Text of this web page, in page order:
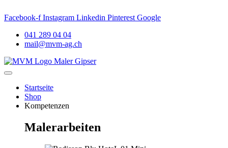
Facebook-f Instagram Linkedin Pinterest Google
041 289 04 04
mail@mvm-ag.ch
Startseite
Shop
Kompetenzen
Malerarbeiten